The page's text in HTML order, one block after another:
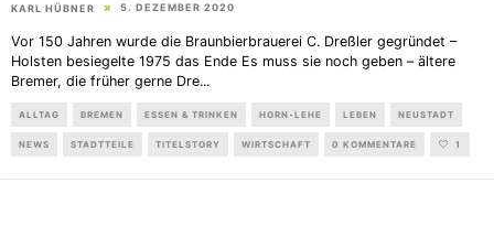
KARL HÜBNER 5. DEZEMBER 2020
Vor 150 Jahren wurde die Braunbierbrauerei C. Dreßler gegründet –
Holsten besiegelte 1975 das Ende Es muss sie noch geben – ältere
Bremer, die früher gerne Dre...
ALLTAG BREMEN ESSEN & TRINKEN HORN-LEHE LEBEN NEUSTADT
NEWS STADTTEILE TITELSTORY WIRTSCHAFT 0 KOMMENTARE 1